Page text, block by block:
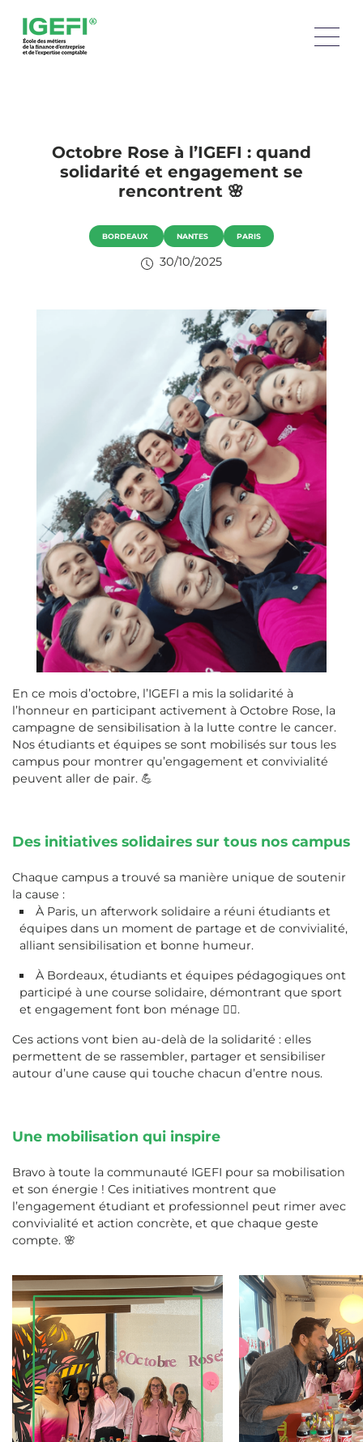
Octobre Rose à l’IGEFI : quand
solidarité et engagement se
rencontrent 🌸
BORDEAUX NANTES PARIS
30/10/2025
En ce mois d’octobre, l’IGEFI a mis la solidarité à
l’honneur en participant activement à Octobre Rose, la
campagne de sensibilisation à la lutte contre le cancer.
Nos étudiants et équipes se sont mobilisés sur tous les
campus pour montrer qu’engagement et convivialité
peuvent aller de pair. 💪
Des initiatives solidaires sur tous nos campus
Chaque campus a trouvé sa manière unique de soutenir
la cause :
À Paris, un afterwork solidaire a réuni étudiants et
équipes dans un moment de partage et de convivialité,
alliant sensibilisation et bonne humeur.
À Bordeaux, étudiants et équipes pédagogiques ont
participé à une course solidaire, démontrant que sport
et engagement font bon ménage 🏃‍♂️.
Ces actions vont bien au-delà de la solidarité : elles
permettent de se rassembler, partager et sensibiliser
autour d’une cause qui touche chacun d’entre nous.
Une mobilisation qui inspire
Bravo à toute la communauté IGEFI pour sa mobilisation
et son énergie ! Ces initiatives montrent que
l’engagement étudiant et professionnel peut rimer avec
convivialité et action concrète, et que chaque geste
compte. 🌸